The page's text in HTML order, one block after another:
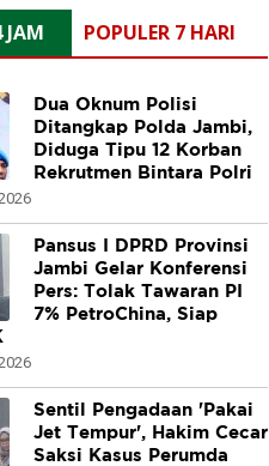
JAM POPULER 7 HARI
Dua Oknum Polisi
Ditangkap Polda Jambi,
Diduga Tipu 12 Korban
Rekrutmen Bintara Polri
Pansus I DPRD Provinsi
Jambi Gelar Konferensi
Pers: Tolak Tawaran PI
7% PetroChina, Siap
Sentil Pengadaan 'Pakai
Jet Tempur', Hakim Cecar
Saksi Kasus Perumda